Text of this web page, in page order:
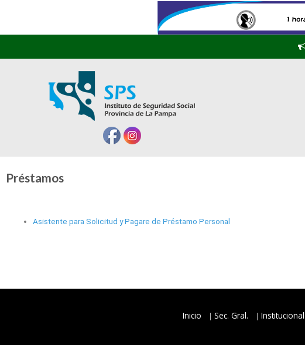
Préstamos
Asistente para Solicitud y Pagare de Préstamo Personal
Inicio Sec. Gral. Institucional